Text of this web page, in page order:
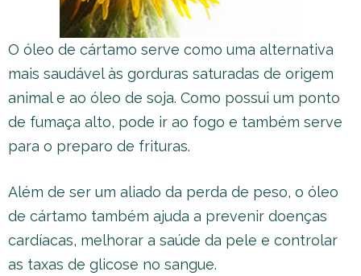
O óleo de cártamo serve como uma alternativa
mais saudável às gorduras saturadas de origem
animal e ao óleo de soja. Como possui um ponto
de fumaça alto, pode ir ao fogo e também serve
para o preparo de frituras.
Além de ser um aliado da perda de peso, o óleo
de cártamo também ajuda a prevenir doenças
cardíacas, melhorar a saúde da pele e controlar
as taxas de glicose no sangue.